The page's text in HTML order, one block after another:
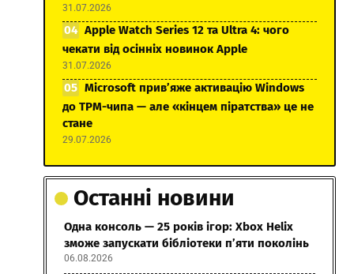
31.07.2026
Apple Watch Series 12 та Ultra 4: чого
чекати від осінніх новинок Apple
31.07.2026
Microsoft прив’яже активацію Windows
до TPM-чипа — але «кінцем піратства» це не
стане
29.07.2026
Останні новини
Одна консоль — 25 років ігор: Xbox Helix
зможе запускати бібліотеки п’яти поколінь
06.08.2026